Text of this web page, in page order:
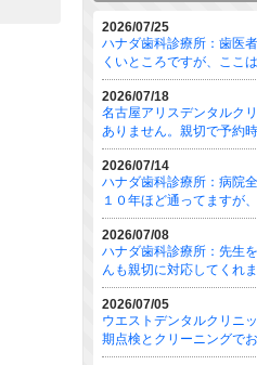
2026/07/25
ハナダ歯科診療所：歯医
くいところですが、ここ
2026/07/18
名古屋アリスデンタルク
ありません。親切で予約
2026/07/14
ハナダ歯科診療所：病院
１０年ほど通ってますが
2026/07/08
ハナダ歯科診療所：先生
んも親切に対応してくれ
2026/07/05
ウエストデンタルクリニ
期点検とクリーニングで